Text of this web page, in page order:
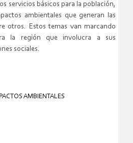
servicios básicos para la población,
ambientales que generan las
otros. Estos temas van marcando
la región que involucra a sus
sociales.
AMBIENTALES